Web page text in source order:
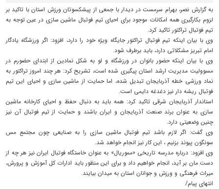
به گزارش نصر، بهرام سرمست در دیدار با جمعی از پیشکسوتان ورزش استان با تاکید بر
لزوم بکارگیری همه امکانات موجود برای احیای تیم فوتبال ماشین سازی در عین توجه به
تیم فوتبال تراکتور تاکید کرد.
وی با بیان اینکه تیم فوتبال تراکتور جایگاه ویژه خود را دارد، افزود: اگر ورزشگاه یادگار
امام تبریز مشکلاتی دارد، باید برطرف شود.
وی با بیان اینکه حضور بانوان در ورزشگاه و لو به شکل نمادین از ابتدای حضورم در
مسوولیت مدیریت ارشد استان پیگیری شده است، تشریح کرد: هر چند امروز تراکتور به
نماد ورزشی خطه آذربایجان تبدیل شده، اما حمایت از ماشین سازی و احیای این تیم
فوتبال ریشه دار نیز دغدغه دایمی است.
استاندار آذربایجان شرقی تاکید کرد: همه باید به دنبال حفظ و احیای کارخانه ماشین
سازی به عنوان برند صنعت آذربایجان و ایران باشند و حمایت از تیم فوتبال آن نیز
چنین وضعیتی دارد.
وی گفت: اگر لازم باشد تیم فوتبال ماشین سازی را به صنایعی چون مجتمع مس
سونگون پیوند بزنیم ، این کار نیز انجام خواهد شد.
وی افزود: درباره مدرسه تاریخی «مموریال» به عنوان خاستگاه فوتبال ایران نیز هر چه از
دست مان بر آید، انجام خواهیم داد و برای این منظور باید ادارات کل آموزش و پرورش،
میراث فرهنگی و ورزش و جوانان استان به میدان بیایند.
انتهای پیام/